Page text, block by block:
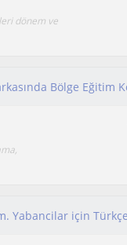
dönem ve